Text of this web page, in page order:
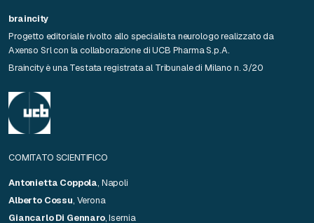
braincity
Progetto editoriale rivolto allo specialista neurologo realizzato da
Axenso Srl con la collaborazione di UCB Pharma S.p.A.
Braincity è una Testata registrata al Tribunale di Milano n. 3/20
COMITATO SCIENTIFICO
Antonietta Coppola, Napoli
Alberto Cossu, Verona
Giancarlo Di Gennaro, Isernia